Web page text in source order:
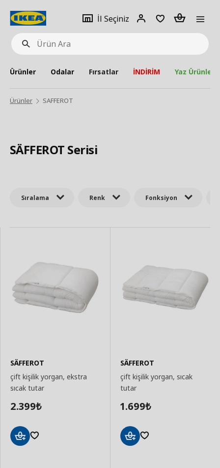
Ürün
Ara
İl Seçiniz
Giriş
Adet
Ürünler Odalar Fırsatlar İNDİRİM Yaz Ürünleri
Ürünler SAFFEROT
SÄFFEROT Serisi
Sıralama Renk Fonksiyon
SÄFFEROT
çift kişilik yorgan, ekstra
sıcak tutar
2.399₺
SÄFFEROT
çift kişilik yorgan, sıcak
tutar
1.699₺